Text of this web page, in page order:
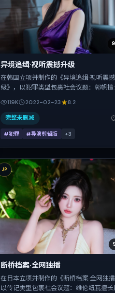
异境追缉·视听震撼升级
在韩国立项并制作的《异境追缉·视听震
级》，以犯罪类型包裹社会议题：郭帆擅
然、孔刘、马修·麦康纳、蒋奇明的对手戏
点之一。上映时间：2022-02-23；片长
119K 2022-02-23 8.2
完整未删减
#犯罪 #导演剪辑版 +3
JP
断桥档案·全网独播
在日本立项并制作的《断桥档案·全网独播
以传记类型包裹社会议题：维伦纽瓦擅长